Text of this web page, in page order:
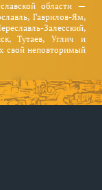
области —
Гаврилов-Ям,
Залесский,
Тутаев, Углич и
свой неповторимый